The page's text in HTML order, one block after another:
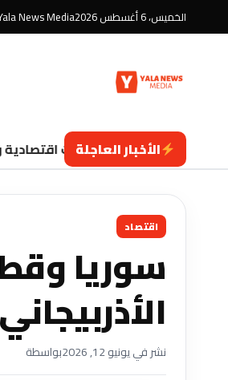
الخميس، 6 أغسطس 2026 News Media
الأخبار العاجلة
تحديثات اقتصادية
اقتصاد
سوريا
نشر في يونيو 12, 2026 بواسطة